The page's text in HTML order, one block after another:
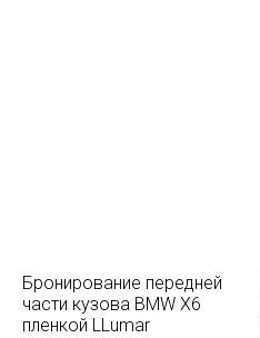
Бронирование передней
части кузова BMW X6
пленкой LLumar